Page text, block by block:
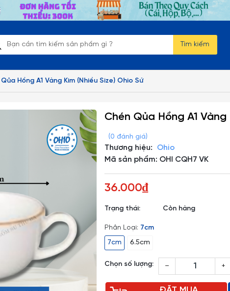
Tìm kiếm
Hồng A1 Vàng Kim (Nhiều Size) Ohio Sứ
Chén Qủa Hồng A1
(0 đánh giá)
Thương hiệu:
Ohio
Mã sản phẩm: OHI CQH7 VK
36.000₫
Trạng thái: Còn hàng
Phân Loại: 7cm
7cm
6.5cm
Chọn số lượng: – +